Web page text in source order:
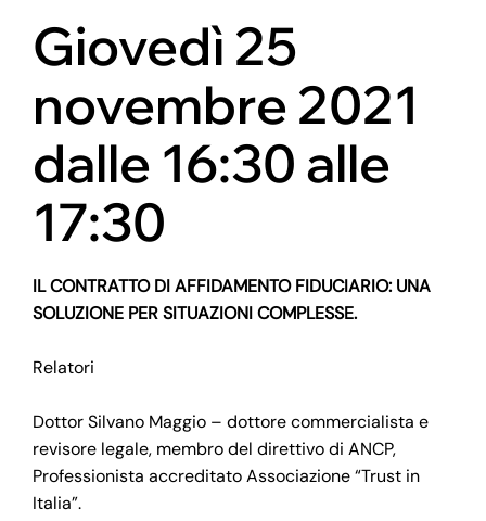
Giovedì 25
novembre 2021
dalle 16:30 alle
17:30
IL CONTRATTO DI AFFIDAMENTO FIDUCIARIO: UNA
SOLUZIONE PER SITUAZIONI COMPLESSE.
Relatori
Dottor Silvano Maggio – dottore commercialista e
revisore legale, membro del direttivo di ANCP,
Professionista accreditato Associazione “Trust in
Italia”.